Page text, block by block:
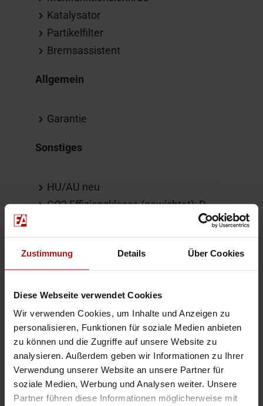
Zustimmung Details Über Cookies
Diese Webseite verwendet Cookies
Wir verwenden Cookies, um Inhalte und Anzeigen zu
personalisieren, Funktionen für soziale Medien anbieten
zu können und die Zugriffe auf unsere Website zu
analysieren. Außerdem geben wir Informationen zu Ihrer
Verwendung unserer Website an unsere Partner für
soziale Medien, Werbung und Analysen weiter. Unsere
Partner führen diese Informationen möglicherweise mit
Katalysator
Partikelfilter
Bremsassistent
Allgemein
Garantie
Sonstiges
HU/AU neu
CO2 Effizienzklasse (gewichtet): D
Weitere Informationen
Wärmetauscher
Bremsscheiben belüftet
Die Fahrzeugbeschreibung dient
lediglich der allgemeinen
Identifizierung des Fahrzeuges und
stellt keine Gewährleistung im
kaufrechtlichen Sinne dar.